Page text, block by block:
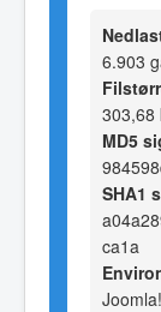
6.903
303,68
MD5
SHA1
ca1a